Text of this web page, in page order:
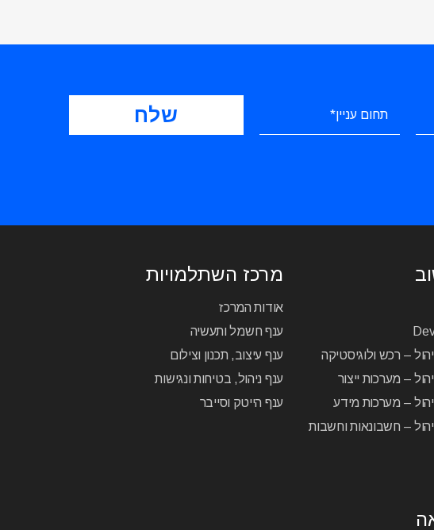
– רכש ולוגיסטיקה
– מערכות ייצור
– מערכות מידע
– חשבונאות וחשבות
מרכז השתלמויות
אודות המרכז
ענף חשמל ותעשיה
ענף עיצוב, תכנון וצילום
ענף ניהול, בטיחות ונגישות
ענף הייטק וסייבר